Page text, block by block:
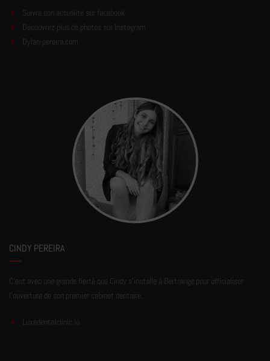
Suivre son actualité sur facebook
Découvrez plus de photos sur Instagram
Dylan-pereira.com
CINDY PEREIRA
C'est avec une grande fierté que Cindy s'installe à Bertrange pour officialiser
l'ouverture de son premier cabinet dentaire.
Luxedentalclinic.lu